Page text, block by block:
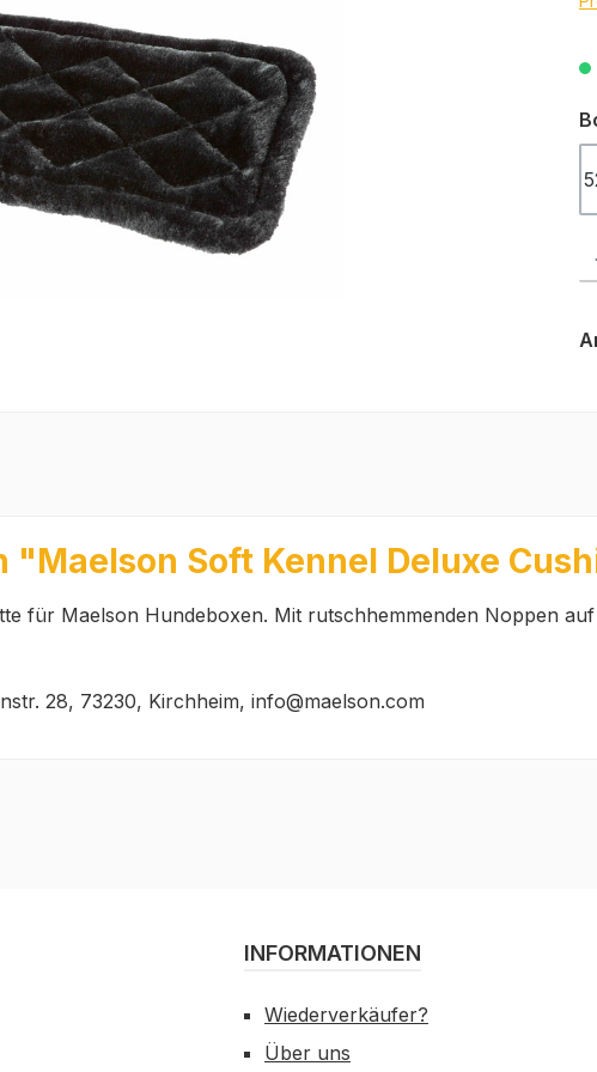
Soft Kennel Deluxe
für Maelson Hundeboxen. Mit rutschhemmenden Noppen
28, 73230, Kirchheim, info@maelson.com
INFORMATIONEN
Wiederverkäufer?
Über uns